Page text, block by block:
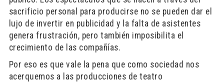
sacrificio personal para producirse no se pueden dar el
lujo de invertir en publicidad y la falta de asistentes
genera frustración, pero también imposibilita el
crecimiento de las compañías.
Por eso es que vale la pena que como sociedad nos
acerquemos a las producciones de teatro